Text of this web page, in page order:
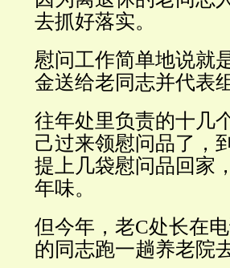
去抓好落实。
慰问工作简单地说就
金送给老同志并代表
往年处里负责的十几
己过来领慰问品了，
提上几袋慰问品回家
年味。
但今年，老C处长在
的同志跑一趟养老院